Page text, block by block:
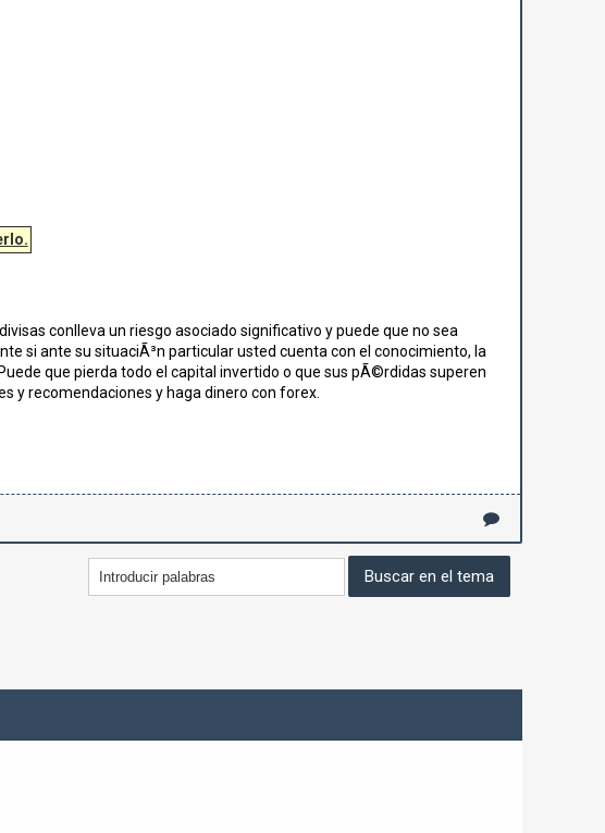
conlleva un riesgo asociado significativo y puede que no sea
si ante su situaciÃ³n particular usted cuenta con el conocimiento, la
que pierda todo el capital invertido o que sus pÃ©rdidas superen
y recomendaciones y haga dinero con forex.